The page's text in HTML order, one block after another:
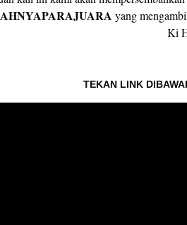
yang
Ki
TEKAN LINK